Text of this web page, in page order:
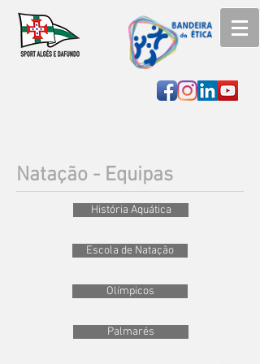
Natação - Equipas
História Aquática
Escola de Natação
Olímpicos
Palmarés